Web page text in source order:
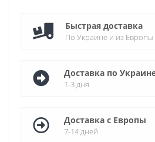
Быстрая доставка
По Украине и из Европы
Доставка по
1-3 дня
Доставка с Европы
7-14 дней